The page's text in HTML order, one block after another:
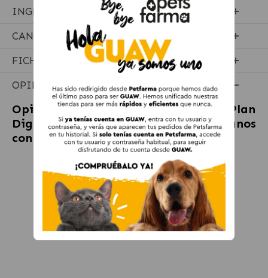
INGREDIENTES
CANTIDADES RECOMENDADAS
FICHA TÉCNICA
OPINIONES
Opiniones sobrePienso Hills Science Plan
Digestión Perfecta Para Perros Medianos
con pollo y arroz integral